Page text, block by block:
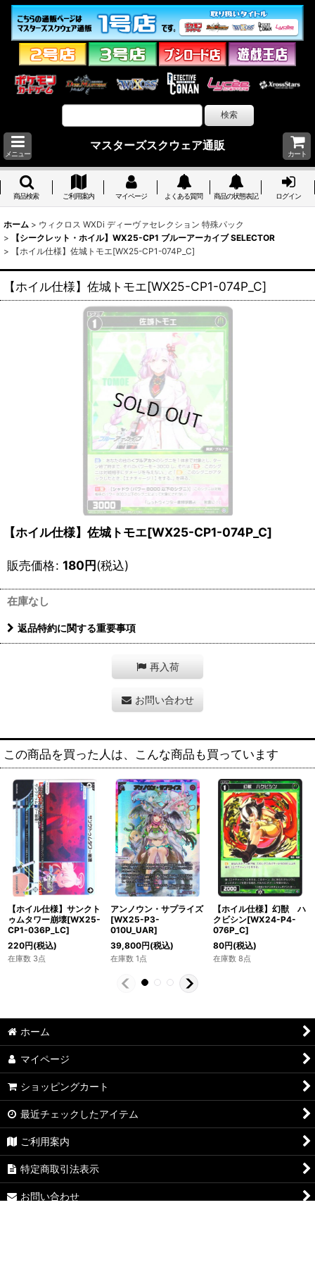
メニュー
マスターズスクウェア通販
カート
商品検索 ご利用案内 マイページ よくある質問 商品の状態表記 ログイン
ホーム > ウィクロス WXDi ディーヴァセレクション 特殊パック
>
【シークレット・ホイル】WX25-CP1 ブルーアーカイブ SELECTOR
>
【ホイル仕様】佐城トモエ[WX25-CP1-074P_C]
【ホイル仕様】佐城トモエ[WX25-CP1-074P_C]
【ホイル仕様】佐城トモエ[WX25-CP1-074P_C]
販売価格: 180円(税込)
在庫なし
返品特約に関する重要事項
再入荷
お問い合わせ
この商品を買った人は、こんな商品も買っています
【ホイル仕様】サンクト
ゥムタワー崩壊[WX25-
CP1-036P_LC]
220円(税込)
在庫数 3点
アンノウン・サプライズ
[WX25-P3-
010U_UAR]
39,800円(税込)
在庫数 1点
【ホイル仕様】幻獣 ハ
クビシン[WX24-P4-
076P_C]
80円(税込)
在庫数 8点
ホーム
マイページ
ショッピングカート
最近チェックしたアイテム
ご利用案内
特定商取引法表示
お問い合わせ